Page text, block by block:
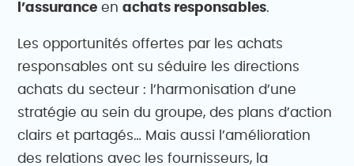
l’assurance enachats responsables.
Les opportunités offertes par les achats
responsables ont su séduire les directions
achats du secteur : l’harmonisation d’une
stratégie au sein du groupe, des plans d’action
clairs et partagés… Mais aussi l’amélioration
des relations avec les fournisseurs, la